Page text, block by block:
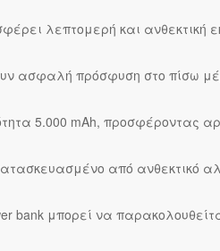
λεπτομερή και
ασφαλή πρόσφυση στο πίσω
5.000 mAh, προσφέροντας
από ανθεκτικό
bank μπορεί να